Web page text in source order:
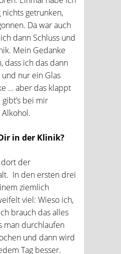
getrunken,
Da war auch
dann Schluss und
Mein Gedanke
dass ich das dann
nur ein Glas
… aber das klappt
bei mir
in der Klinik?
dort der
In den ersten drei
ziemlich
viel: Wieso ich,
brauch das alles
man durchlaufen
und dann wird
Tag besser.